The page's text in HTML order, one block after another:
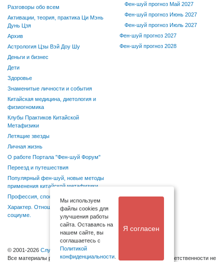
Разговоры обо всем
Активации, теория, практика Ци Мэнь
Дунь Цзя
Архив
Астрология Цзы Вэй Доу Шу
Деньги и бизнес
Дети
Здоровье
Знаменитые личности и события
Китайская медицина, диетология и
физиогномика
Клубы Практиков Китайской
Метафизики
Летящие звезды
Личная жизнь
О работе Портала "Фен-шуй Форум"
Переезд и путешествия
Популярный фен-шуй, новые методы
применения китайской метафизики
Профессия, способности, хобби
Характер. Отношения в семье и
социуме.
Фен-шуй прогноз Май 2027
Фен-шуй прогноз Июнь 2027
Фен-шуй прогноз Июль 2027
Фен-шуй прогноз 2027
Фен-шуй прогноз 2028
© 2001-2026 Служба поддержки
Bсе материалы размещаются посетителями, администрация ответственности не
Мы используем
файлы cookies для
улучшения работы
сайта. Оставаясь на
нашем сайте, вы
соглашаетесь с
Политикой
конфиденциальности
Я согласен